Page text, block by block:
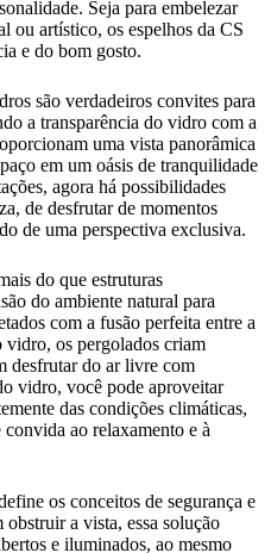
Seja para embelezar
ou artístico, os espelhos da CS
e do bom gosto.
são verdadeiros convites para
a transparência do vidro com a
uma vista panorâmica
em um oásis de tranquilidade
agora há possibilidades
de desfrutar de momentos
de uma perspectiva exclusiva.
do que estruturas
do ambiente natural para
com a fusão perfeita entre a
vidro, os pergolados criam
desfrutar do ar livre com
vidro, você pode aproveitar
das condições climáticas,
ao relaxamento e à
os conceitos de segurança e
obstruir a vista, essa solução
e iluminados, ao mesmo